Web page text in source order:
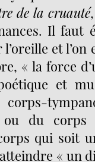
de la cruauté
Il faut
et
« la force
et
ou du corps
qui soit
« un